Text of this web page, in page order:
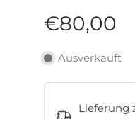
€80,00
Ausverkauft
Lieferung